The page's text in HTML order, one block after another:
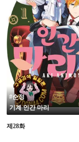
#순정
기계 인간 마리
제28화